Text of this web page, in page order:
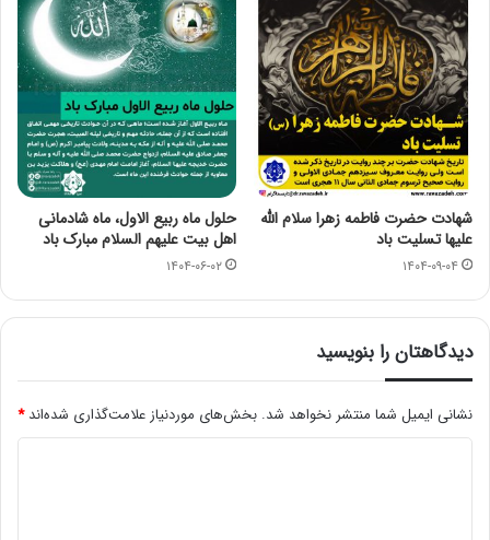
شهادت حضرت فاطمه زهرا سلام الله
علیها تسلیت باد
۱۴۰۴-۰۹-۰۴
حلول ماه ربیع الاول، ماه شادمانی
اهل بیت علیهم السلام مبارک باد
۱۴۰۴-۰۶-۰۲
دیدگاهتان را بنویسید
نشانی ایمیل شما منتشر نخواهد شد. بخش‌های موردنیاز علامت‌گذاری شده‌اند*